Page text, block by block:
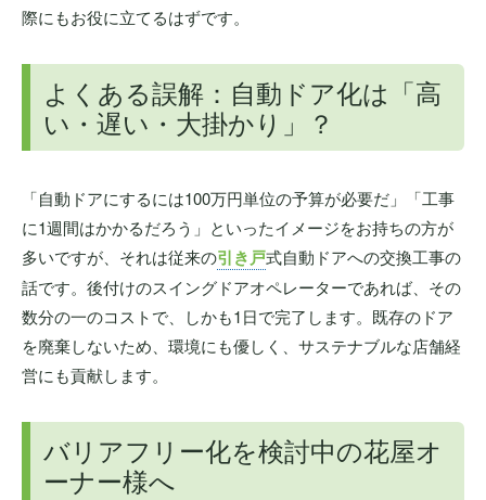
際にもお役に立てるはずです。
よくある誤解：自動ドア化は「高
い・遅い・大掛かり」？
「自動ドアにするには100万円単位の予算が必要だ」「工事
に1週間はかかるだろう」といったイメージをお持ちの方が
多いですが、それは従来の引き戸式自動ドアへの交換工事の
話です。後付けのスイングドアオペレーターであれば、その
数分の一のコストで、しかも1日で完了します。既存のドア
を廃棄しないため、環境にも優しく、サステナブルな店舗経
営にも貢献します。
バリアフリー化を検討中の花屋オ
ーナー様へ